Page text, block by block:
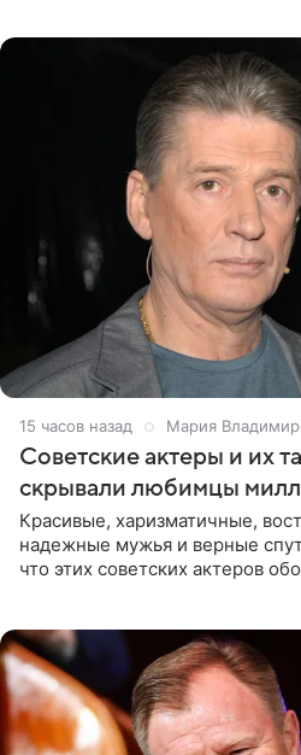
15 часов назад Мария
Советские актеры и их
скрывали любимцы
Красивые, харизматичные,
надежные мужья и верные
что этих советских актеров